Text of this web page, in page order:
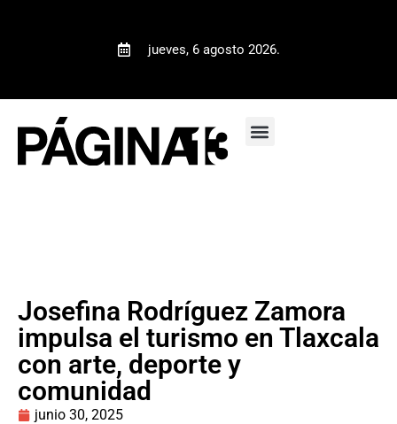
jueves, 6 agosto 2026.
Josefina Rodríguez Zamora
impulsa el turismo en Tlaxcala
con arte, deporte y
comunidad
junio 30, 2025